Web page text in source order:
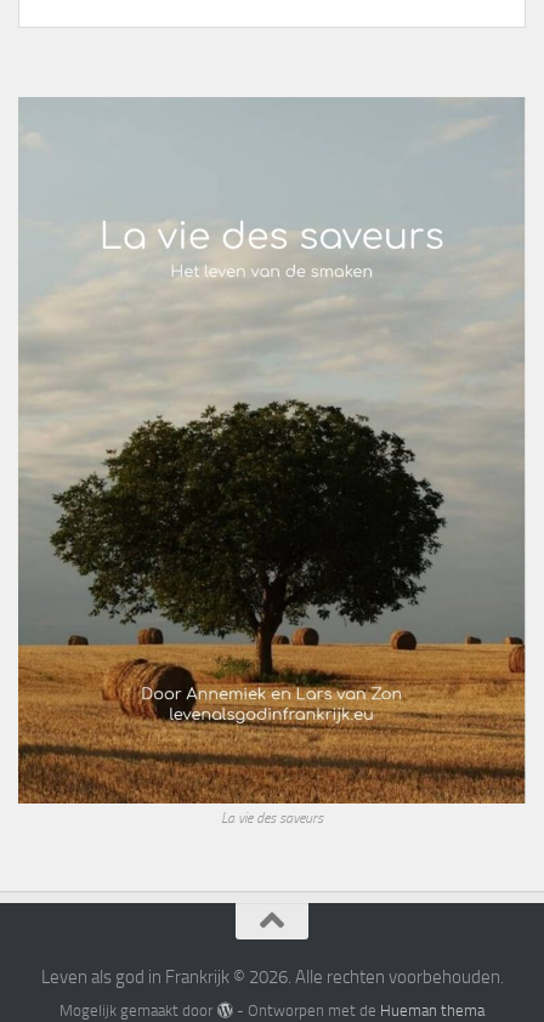
La vie des saveurs
Leven als god in Frankrijk © 2026. Alle rechten voorbehouden.
Mogelijk gemaakt door - Ontworpen met de Hueman thema